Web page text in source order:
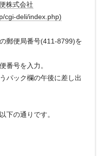
株式会社
cgi-deli/index.php)
郵便局番号(411-8799)を
番号を入力。
パック欄の午後に差し出
下の通りです。